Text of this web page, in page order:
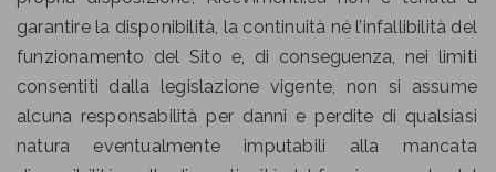
garantire la disponibilità, la continuità né l’infallibilità del
funzionamento del Sito e, di conseguenza, nei limiti
consentiti dalla legislazione vigente, non si assume
alcuna responsabilità per danni e perdite di qualsiasi
natura eventualmente imputabili alla mancata